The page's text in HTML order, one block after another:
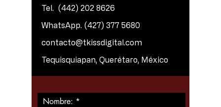
Tel. (442) 202 8626
WhatsApp. (427) 377 5680
contacto@tkissdigital.com
Tequisquiapan, Querétaro, México
Nombre: